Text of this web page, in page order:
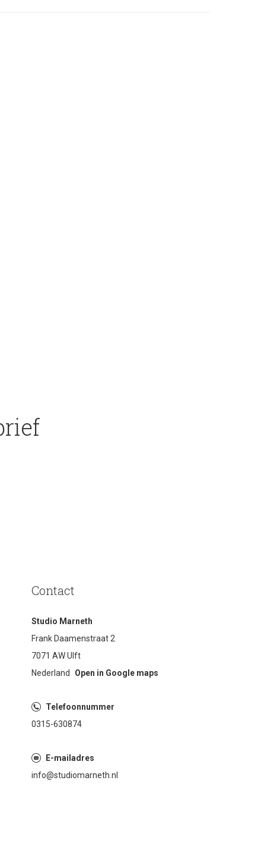
Contact
Studio Marneth
Frank Daamenstraat 2
7071 AW Ulft
Nederland
Open in Google maps
Telefoonnummer
0315-630874
E-mailadres
info@studiomarneth.nl